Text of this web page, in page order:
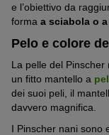
e l’obiettivo da
forma a sciabola o
Pelo e colore
La pelle del
un fitto mantello a
dei suoi peli, il
davvero magnifica.
I Pinscher nani sono